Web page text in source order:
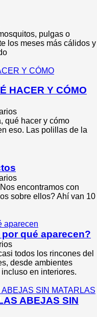
pulgas o
los meses más cálidos y
HACER Y CÓMO
qué hacer y cómo
eso. Las polillas de la
encontramos con
sobre ellos? Ahí van 10
qué aparecen?
todos los rincones del
desde ambientes
en interiores.
ABEJAS SIN